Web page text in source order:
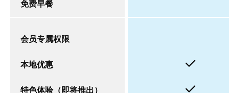
免费早餐
会员专属权限
本地优惠
特色体验（即将推出）